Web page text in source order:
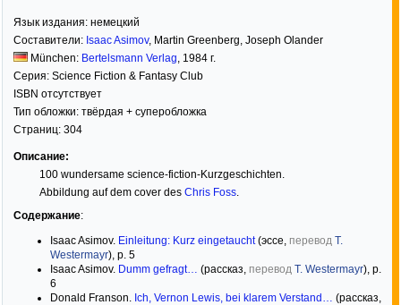
Язык издания: немецкий
Составители: Isaac Asimov, Martin Greenberg, Joseph Olander
München: Bertelsmann Verlag, 1984 г.
Серия: Science Fiction & Fantasy Club
ISBN отсутствует
Тип обложки: твёрдая + суперобложка
Страниц: 304
Описание:
100 wundersame science-fiction-Kurzgeschichten.
Abbildung auf dem cover des Chris Foss.
Содержание:
Isaac Asimov. Einleitung: Kurz eingetaucht(эссе, перевод T.
Westermayr), р. 5
Isaac Asimov. Dumm gefragt… (рассказ, перевод T. Westermayr), р.
6
Donald Franson. Ich, Vernon Lewis, bei klarem Verstand… (рассказ,